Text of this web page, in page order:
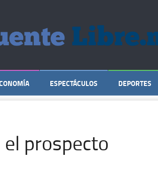
ESPECTÁCULOS DEPORTES
el prospecto